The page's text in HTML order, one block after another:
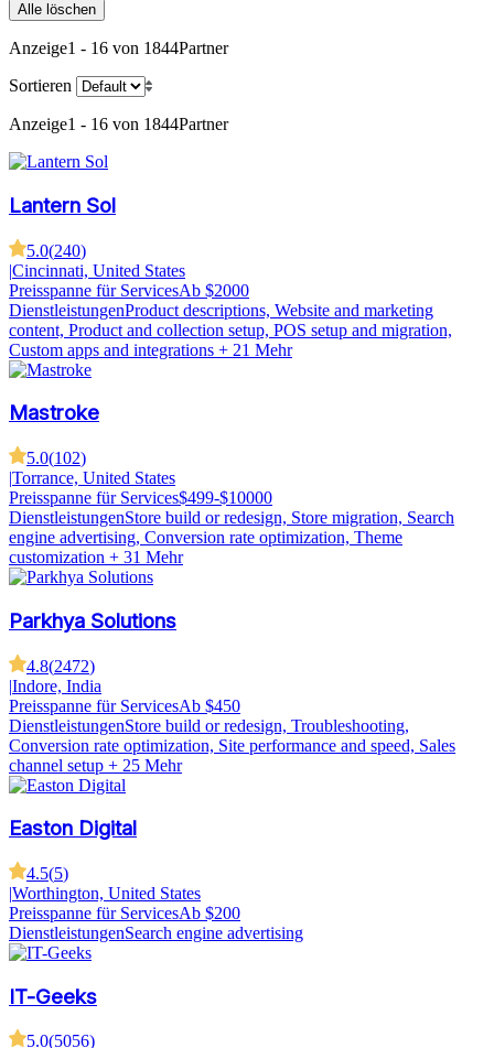
Alle löschen
Anzeige1 - 16 von 1844Partner
Sortieren
Anzeige1 - 16 von 1844Partner
Lantern Sol
5.0(240)
|Cincinnati, United States
Preisspanne für ServicesAb $2000
DienstleistungenProduct descriptions, Website and marketing
content, Product and collection setup, POS setup and migration,
Custom apps and integrations + 21 Mehr
Mastroke
5.0(102)
|Torrance, United States
Preisspanne für Services$499-$10000
DienstleistungenStore build or redesign, Store migration, Search
engine advertising, Conversion rate optimization, Theme
customization + 31 Mehr
Parkhya Solutions
4.8(2472)
|Indore, India
Preisspanne für ServicesAb $450
DienstleistungenStore build or redesign, Troubleshooting,
Conversion rate optimization, Site performance and speed, Sales
channel setup + 25 Mehr
Easton Digital
4.5(5)
|Worthington, United States
Preisspanne für ServicesAb $200
DienstleistungenSearch engine advertising
IT-Geeks
5.0(5056)